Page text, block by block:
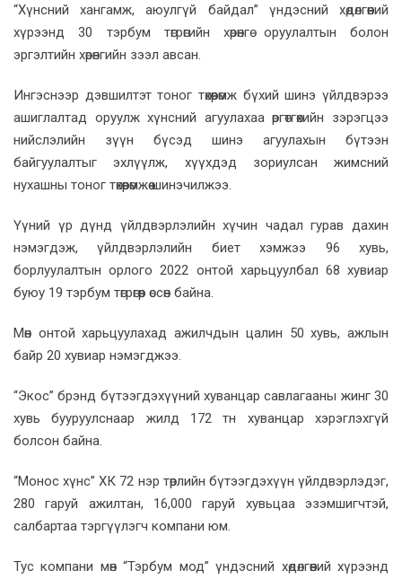
“Хүнсний хангамж, аюулгүй байдал” үндэсний хөдөлгөөний
хүрээнд 30 тэрбум төгрөгийн хөрөнгө оруулалтын болон
эргэлтийн хөрөнгийн зээл авсан.
Ингэснээр дэвшилтэт тоног төхөөрөмж бүхий шинэ үйлдвэрээ
ашиглалтад оруулж хүнсний агуулахаа өргөтгөхийн зэрэгцээ
нийслэлийн зүүн бүсэд шинэ агуулахын бүтээн
байгуулалтыг эхлүүлж, хүүхдэд зориулсан жимсний
нухашны тоног төхөөрөмжөө шинэчилжээ.
Үүний үр дүнд үйлдвэрлэлийн хүчин чадал гурав дахин
нэмэгдэж, үйлдвэрлэлийн биет хэмжээ 96 хувь,
борлуулалтын орлого 2022 онтой харьцуулбал 68 хувиар
буюу 19 тэрбум төгрөгөөр өссөн байна.
Мөн онтой харьцуулахад ажилчдын цалин 50 хувь, ажлын
байр 20 хувиар нэмэгджээ.
“Экос” брэнд бүтээгдэхүүний хуванцар савлагааны жинг 30
хувь бууруулснаар жилд 172 тн хуванцар хэрэглэхгүй
болсон байна.
“Монос хүнс” ХК 72 нэр төрлийн бүтээгдэхүүн үйлдвэрлэдэг,
280 гаруй ажилтан, 16,000 гаруй хувьцаа эзэмшигчтэй,
салбартаа тэргүүлэгч компани юм.
Тус компани мөн “Тэрбум мод” үндэсний хөдөлгөөний хүрээнд